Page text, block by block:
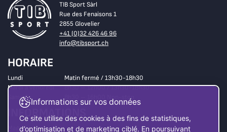
TIB Sport Sàrl
Rue des Fenaisons 1
2855 Glovelier
+41 (0)32 426 46 96
info@tibsport.ch
HORAIRE
Lundi
Matin fermé / 13h30-18h30
Mardi à vendredi
8h30 – 12h00 / 13h30-18h30
Samedi
8h30 – 16h00 Non-stop
INFORMATIONS
Magasin
Informations sur vos données
Ce site utilise des cookies à des fins de statistiques,
d’optimisation et de marketing ciblé. En poursuivant